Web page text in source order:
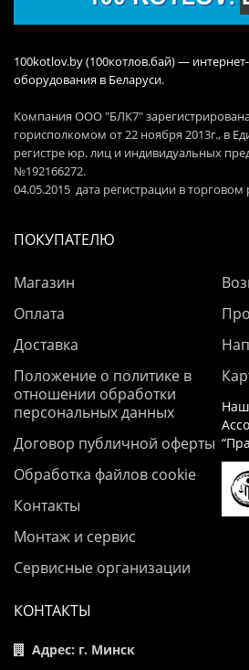
100kotlov.by (100котлов.бай) —
оборудования в Беларуси.
Компания ООО "БЛК7"
горисполкомом от 22 ноября 2013г., в
регистре юр. лиц и индивидуальных
№192166272.
04.05.2015 дата регистрации в торговом
ПОКУПАТЕЛЮ
Магазин
Оплата
Доставка
Положение о политике в
отношении обработки
персональных данных
Договор публичной оферты
Обработка файлов cookie
Контакты
Монтаж и сервис
Сервисные организации
КОНТАКТЫ
Адрес: г. Минск